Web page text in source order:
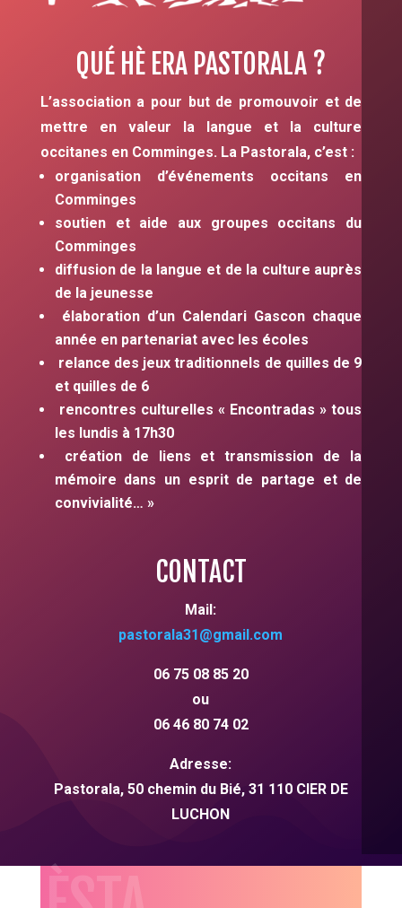
QUÉ HÈ ERA PASTORALA ?
L’association a pour but de promouvoir et de
mettre en valeur la langue et la culture
occitanes en Comminges. La Pastorala, c’est :
organisation d’événements occitans en
Comminges
soutien et aide aux groupes occitans du
Comminges
diffusion de la langue et de la culture auprès
de la jeunesse
élaboration d’un Calendari Gascon chaque
année en partenariat avec les écoles
relance des jeux traditionnels de quilles de 9
et quilles de 6
rencontres culturelles « Encontradas » tous
les lundis à 17h30
création de liens et transmission de la
mémoire dans un esprit de partage et de
convivialité… »
CONTACT
Mail:
pastorala31@gmail.com
06 75 08 85 20
ou
06 46 80 74 02
Adresse:
Pastorala, 50 chemin du Bié, 31 110 CIER DE
LUCHON